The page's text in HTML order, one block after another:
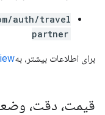
auth/travel
partner
برای اطلاعات بیشتر، به
قیمت، دقت،